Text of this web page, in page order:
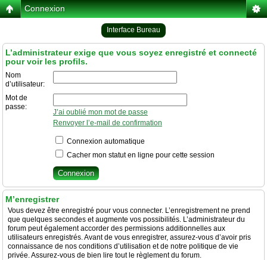
Connexion
Interface Bureau
L’administrateur exige que vous soyez enregistré et connecté
pour voir les profils.
Nom
d’utilisateur:
Mot de
passe:
J’ai oublié mon mot de passe
Renvoyer l’e-mail de confirmation
Connexion automatique
Cacher mon statut en ligne pour cette session
M’enregistrer
Vous devez être enregistré pour vous connecter. L’enregistrement ne prend
que quelques secondes et augmente vos possibilités. L’administrateur du
forum peut également accorder des permissions additionnelles aux
utilisateurs enregistrés. Avant de vous enregistrer, assurez-vous d’avoir pris
connaissance de nos conditions d’utilisation et de notre politique de vie
privée. Assurez-vous de bien lire tout le règlement du forum.